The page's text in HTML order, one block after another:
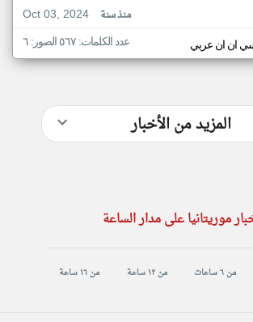
Oct 03, 2024
منذ سنة
ان ان عربي عدد الكلمات: ٥٦٧ الصور: ٦
المزيد من الأخبار
موريتانيا على مدار الساعة
من ٦ ساعات من ١٢ ساعة من ١٦ ساعة